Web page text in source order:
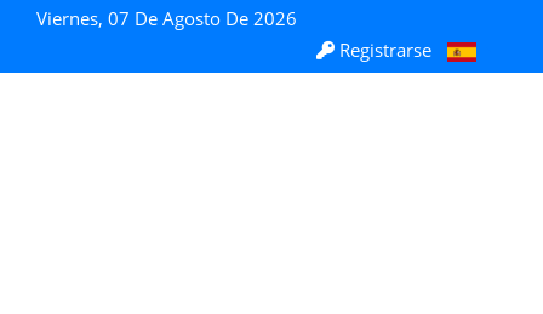
Viernes, 07 De Agosto De 2026
Registrarse